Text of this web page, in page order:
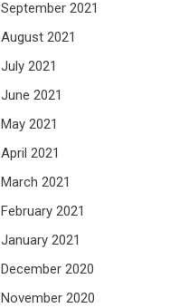
September 2021
August 2021
July 2021
June 2021
May 2021
April 2021
March 2021
February 2021
January 2021
December 2020
November 2020